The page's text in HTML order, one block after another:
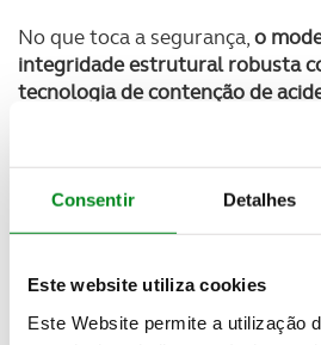
Consentir Detalhes
Este website utiliza cookies
Este Website permite a utilização
No que toca a segurança,o
integridade estrutural robusta
tecnologia de contenção de
sensores de alta tecnologia
proteção total para os
outros utilizadores da estrada.
Na segurança dos passageiros
que sobe para 89% quando
cadeirinhas. O pior resultado